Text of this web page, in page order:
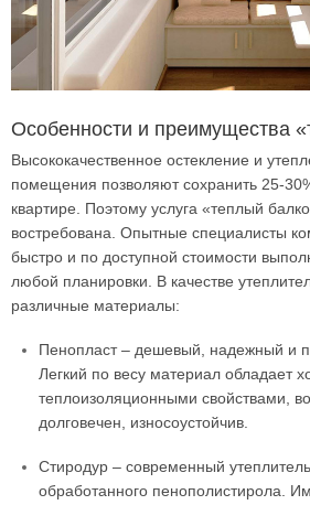
Особенности и преимущества
Высококачественное остекление и
помещения позволяют сохранить 25-
квартире. Поэтому услуга «теплый
востребована. Опытные специалисты
быстро и по доступной стоимости
любой планировки. В качестве
различные материалы:
Пенопласт – дешевый, надежный и
Легкий по весу материал обладает
теплоизоляционными свойствами,
долговечен, износоустойчив.
Стиродур – современный
обработанного пенополистирола.